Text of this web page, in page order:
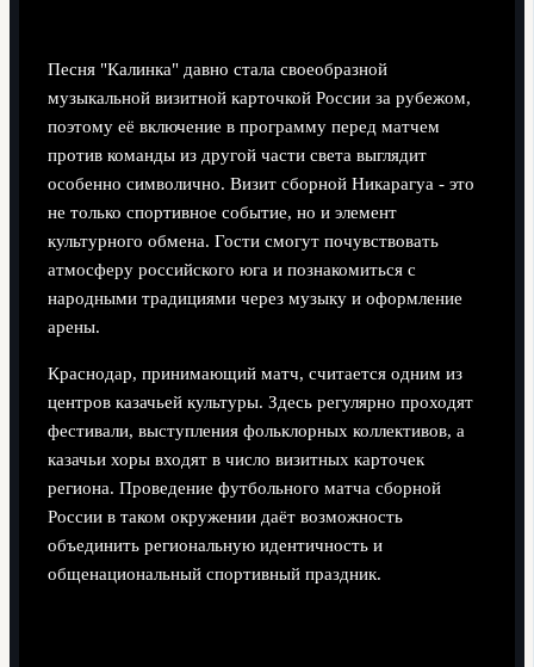
Песня "Калинка" давно стала своеобразной
музыкальной визитной карточкой России за рубежом,
поэтому её включение в программу перед матчем
против команды из другой части света выглядит
особенно символично. Визит сборной Никарагуа - это
не только спортивное событие, но и элемент
культурного обмена. Гости смогут почувствовать
атмосферу российского юга и познакомиться с
народными традициями через музыку и оформление
арены.
Краснодар, принимающий матч, считается одним из
центров казачьей культуры. Здесь регулярно проходят
фестивали, выступления фольклорных коллективов, а
казачьи хоры входят в число визитных карточек
региона. Проведение футбольного матча сборной
России в таком окружении даёт возможность
объединить региональную идентичность и
общенациональный спортивный праздник.